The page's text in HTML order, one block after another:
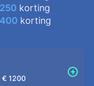
korting
korting
€ 1200